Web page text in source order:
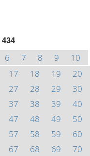
434
6 7 8 9
10
17 18 19
20
27 28 29
30
37 38 39
40
47 48 49
50
57 58 59
60
67 68 69
70